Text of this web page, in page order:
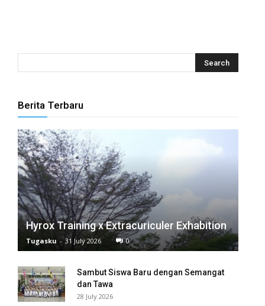
Berita Terbaru
Hyrox Training x Extracuriculer Exhabition
Tugasku - 31 July 2026 0
Sambut Siswa Baru dengan Semangat
dan Tawa
28 July 2026